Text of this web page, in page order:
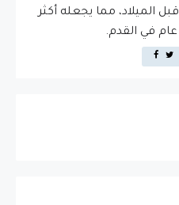
العام 45 قبل الميلاد، مما يجعله أكثر